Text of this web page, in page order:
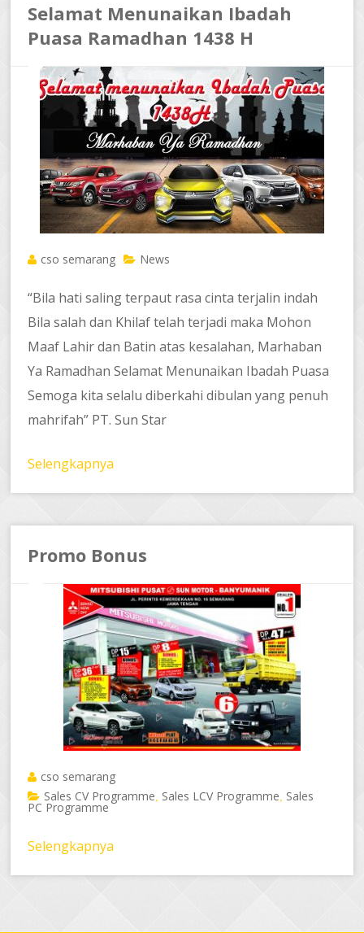
Selamat Menunaikan Ibadah
Puasa Ramadhan 1438 H
cso semarang News
“Bila hati saling terpaut rasa cinta terjalin indah
Bila salah dan Khilaf telah terjadi maka Mohon
Maaf Lahir dan Batin atas kesalahan, Marhaban
Ya Ramadhan Selamat Menunaikan Ibadah Puasa
Semoga kita selalu diberkahi dibulan yang penuh
mahrifah” PT. Sun Star
Selengkapnya
Promo Bonus
cso semarang
Sales CV Programme Sales LCV Programme Sales
PC Programme
Selengkapnya